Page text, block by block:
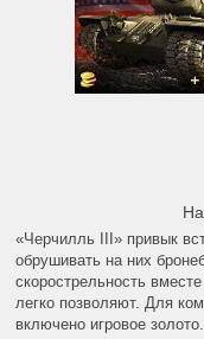
«Черчилль III» привык
обрушивать на них
скорострельность
легко позволяют. Для
включено игровое золото.